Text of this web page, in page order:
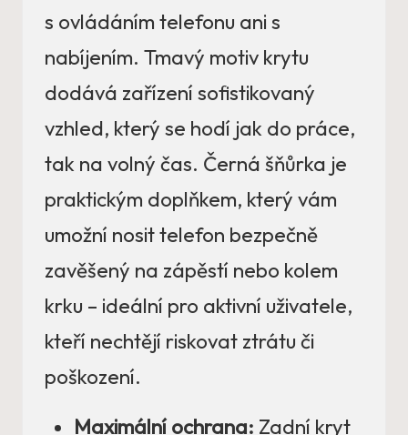
s ovládáním telefonu ani s
nabíjením. Tmavý motiv krytu
dodává zařízení sofistikovaný
vzhled, který se hodí jak do práce,
tak na volný čas. Černá šňůrka je
praktickým doplňkem, který vám
umožní nosit telefon bezpečně
zavěšený na zápěstí nebo kolem
krku – ideální pro aktivní uživatele,
kteří nechtějí riskovat ztrátu či
poškození.
Maximální ochrana: Zadní kryt